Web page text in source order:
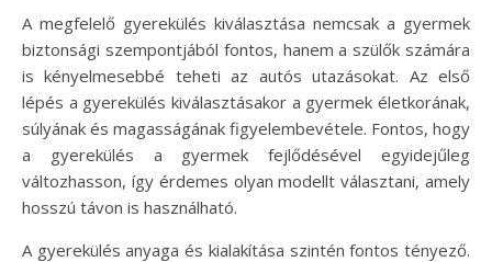
A megfelelő gyerekülés kiválasztása nemcsak a gyermek
biztonsági szempontjából fontos, hanem a szülők számára
is kényelmesebbé teheti az autós utazásokat. Az első
lépés a gyerekülés kiválasztásakor a gyermek életkorának,
súlyának és magasságának figyelembevétele. Fontos, hogy
a gyerekülés a gyermek fejlődésével egyidejűleg
változhasson, így érdemes olyan modellt választani, amely
hosszú távon is használható.
A gyerekülés anyaga és kialakítása szintén fontos tényező.